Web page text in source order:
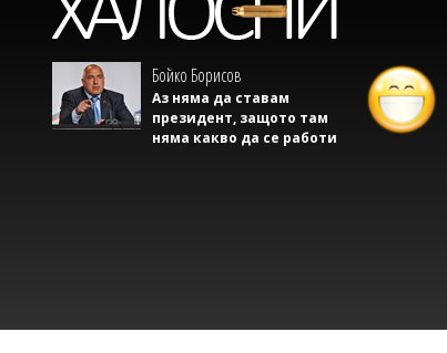
Бойко Борисов
Аз няма да ставам
президент, защото там
няма какво да се работи